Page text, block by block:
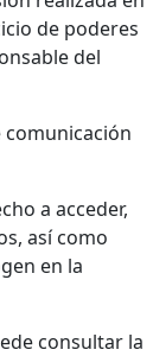
de poderes
del
comunicación
a acceder,
así como
en la
consultar la